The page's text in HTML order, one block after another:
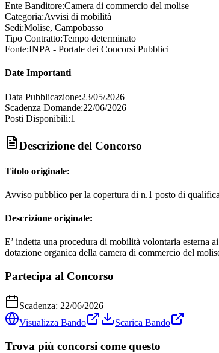
Ente Banditore:Camera di commercio del molise
Categoria:Avvisi di mobilità
Sedi:Molise, Campobasso
Tipo Contratto:Tempo determinato
Fonte:INPA - Portale dei Concorsi Pubblici
Date Importanti
Data Pubblicazione:23/05/2026
Scadenza Domande:22/06/2026
Posti Disponibili:1
Descrizione del Concorso
Titolo originale:
Avviso pubblico per la copertura di n.1 posto di
Descrizione originale:
E’ indetta una procedura di mobilità volontaria esterna
dotazione organica della camera di commercio del
Partecipa al Concorso
Scadenza: 22/06/2026
Visualizza Bando
Scarica Bando
Trova più concorsi come questo